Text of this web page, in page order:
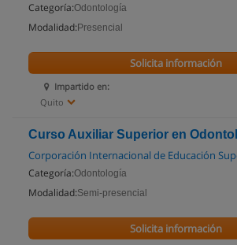
Categoría:Odontología
Modalidad: Presencial
Impartido en:
Quito
Solicita información
Curso Auxiliar Superior en
Corporación Internacional de Educación
Categoría:Odontología
Modalidad:Semi-presencial
Solicita información